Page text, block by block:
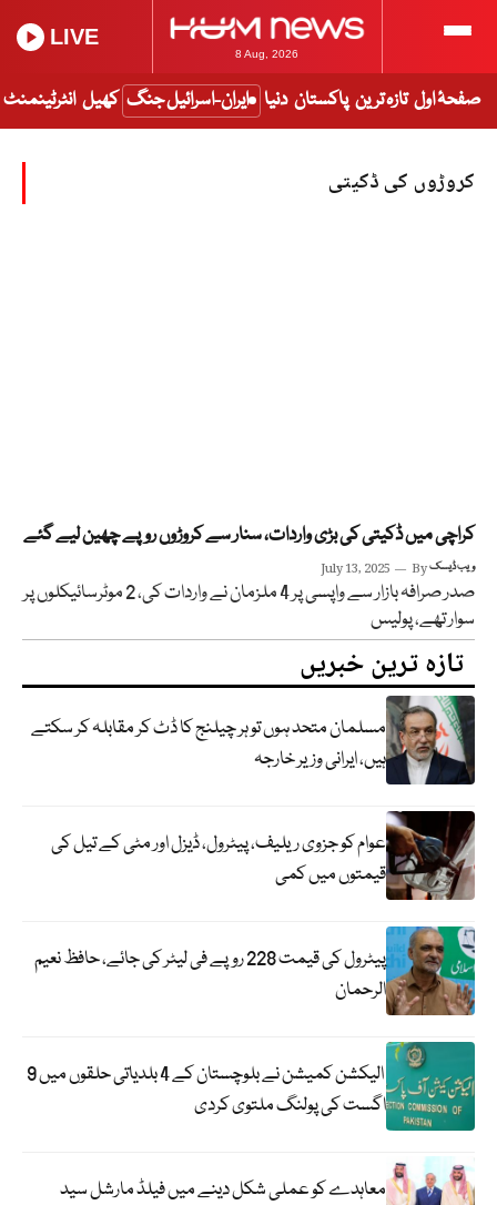
8 Aug, 2026
LIVE
صفحۂ اول تازہ ترین پاکستان دنیا ایران-اسرائیل جنگ کھیل انٹرٹینمنٹ
کروڑوں کی ڈکیتی
کراچی میں ڈکیتی کی بڑی واردات، سنار سے کروڑوں روپے چھین لیے گئے
July 13, 2025 Byویب ڈیسک
صدر صرافہ بازار سے واپسی پر 4 ملزمان نے واردات کی، 2 موٹرسائیکلوں پر
سوار تھے، پولیس
تازہ ترین خبریں
مسلمان متحد ہوں تو ہر چیلنج کا ڈٹ کر مقابلہ کر سکتے
ہیں، ایرانی وزیر خارجہ
عوام کو جزوی ریلیف، پیٹرول، ڈیزل اور مٹی کے تیل کی
قیمتوں میں کمی
پیٹرول کی قیمت 228 روپے فی لیٹر کی جائے، حافظ نعیم
الرحمان
الیکشن کمیشن نے بلوچستان کے 4 بلدیاتی حلقوں میں 9
اگست کی پولنگ ملتوی کردی
معاہدے کو عملی شکل دینے میں فیلڈ مارشل سید